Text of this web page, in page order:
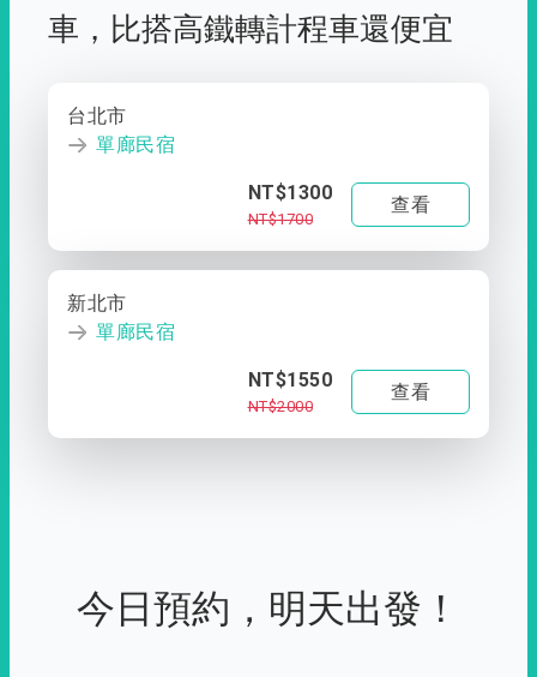
車， 比搭高鐵轉計程車還便宜
台北市
單廊民宿
NT$1300
NT$1700
查看
新北市
單廊民宿
NT$1550
NT$2000
查看
今日預約，明天出發！